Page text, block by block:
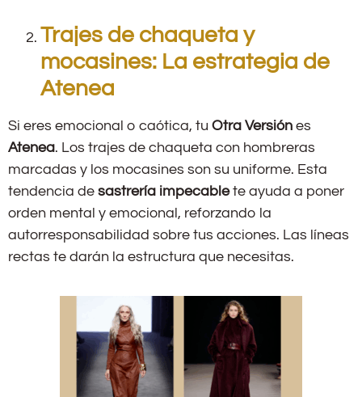
Trajes de chaqueta y
mocasines: La estrategia de
Atenea
Si eres emocional o caótica, tu Otra Versión es
Atenea. Los trajes de chaqueta con hombreras
marcadas y los mocasines son su uniforme. Esta
tendencia de sastrería impecablete ayuda a poner
orden mental y emocional, reforzando la
autorresponsabilidad sobre tus acciones. Las líneas
rectas te darán la estructura que necesitas.